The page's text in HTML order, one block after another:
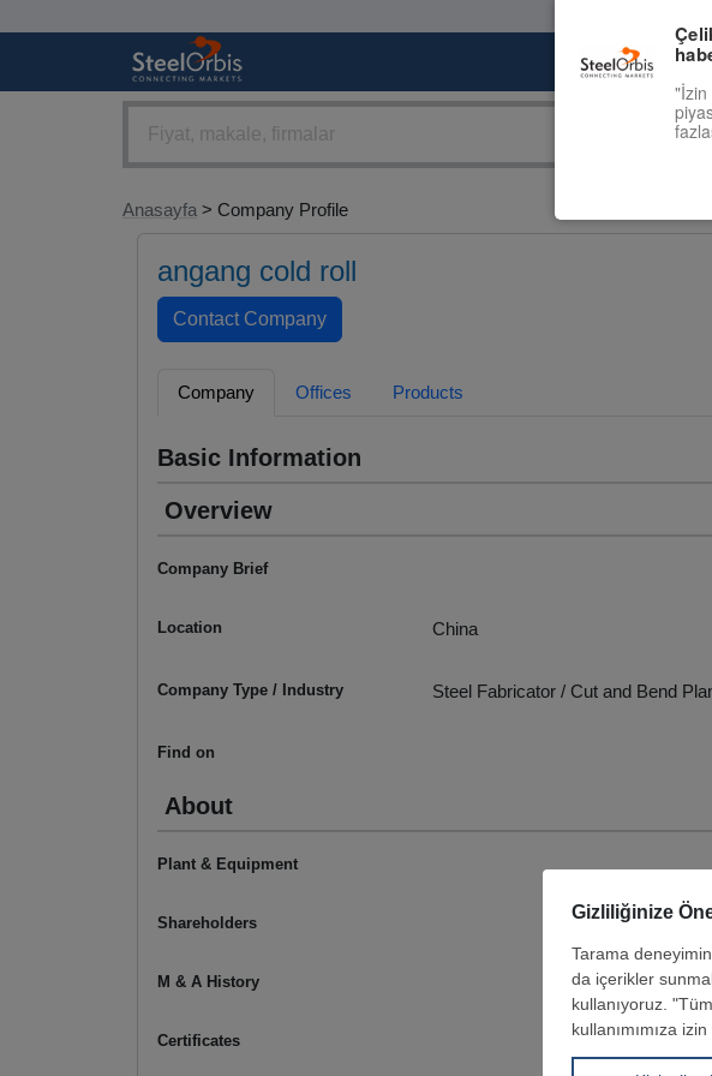
Anasayfa > Company Profile
angang cold roll
Company Offices Products
Basic Information
Overview
Company Brief
Location China
Company Type / Industry Steel Fabricator / Cut and Bend
Find on
About
Plant & Equipment
Shareholders
M & A History
Certificates
"İzin